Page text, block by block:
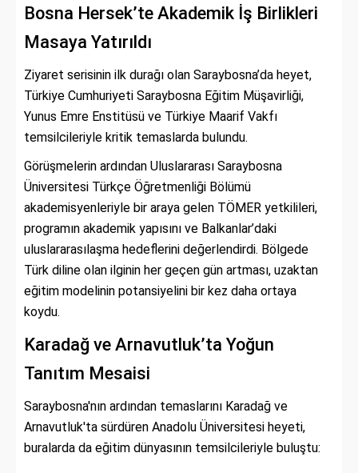
Bosna Hersek’te Akademik İş Birlikleri
Masaya Yatırıldı
Ziyaret serisinin ilk durağı olan Saraybosna’da heyet,
Türkiye Cumhuriyeti Saraybosna Eğitim Müşavirliği,
Yunus Emre Enstitüsü ve Türkiye Maarif Vakfı
temsilcileriyle kritik temaslarda bulundu.
Görüşmelerin ardından Uluslararası Saraybosna
Üniversitesi Türkçe Öğretmenliği Bölümü
akademisyenleriyle bir araya gelen TÖMER yetkilileri,
programın akademik yapısını ve Balkanlar’daki
uluslararasılaşma hedeflerini değerlendirdi. Bölgede
Türk diline olan ilginin her geçen gün artması, uzaktan
eğitim modelinin potansiyelini bir kez daha ortaya
koydu.
Karadağ ve Arnavutluk’ta Yoğun
Tanıtım Mesaisi
Saraybosna'nın ardından temaslarını Karadağ ve
Arnavutluk'ta sürdüren Anadolu Üniversitesi heyeti,
buralarda da eğitim dünyasının temsilcileriyle buluştu: